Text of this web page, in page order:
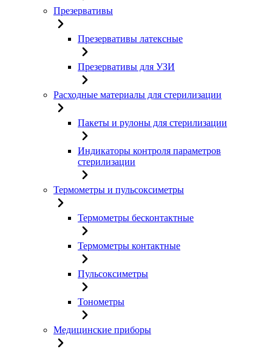
Презервативы
Презервативы латексные
Презервативы для УЗИ
Расходные материалы для стерилизации
Пакеты и рулоны для стерилизации
Индикаторы контроля параметров
стерилизации
Термометры и пульсоксиметры
Термометры бесконтактные
Термометры контактные
Пульсоксиметры
Тонометры
Медицинские приборы